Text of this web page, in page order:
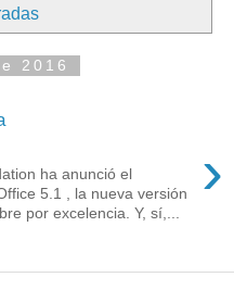
2016
›
ha anunció el
5.1 , la nueva versión
por excelencia. Y, sí,...